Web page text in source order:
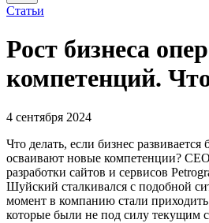
Статьи
Рост бизнеса
компетенций.
4 сентября 2024
Что делать, если бизнес
осваивают новые компетенции?
разработки сайтов и сервисов
Шуйский сталкивался с подобной
момент в компанию стали
которые были не под силу текущим